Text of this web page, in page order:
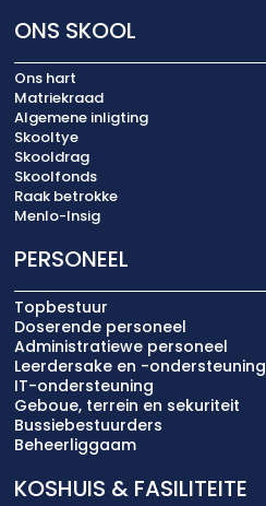
ONS SKOOL
Ons hart
Matriekraad
Algemene inligting
Skooltye
Skooldrag
Skoolfonds
Raak betrokke
Menlo-Insig
PERSONEEL
Topbestuur
Doserende personeel
Administratiewe personeel
Leerdersake en -ondersteuning
IT-ondersteuning
Geboue, terrein en sekuriteit
Bussiebestuurders
Beheerliggaam
KOSHUIS & FASILITEITE